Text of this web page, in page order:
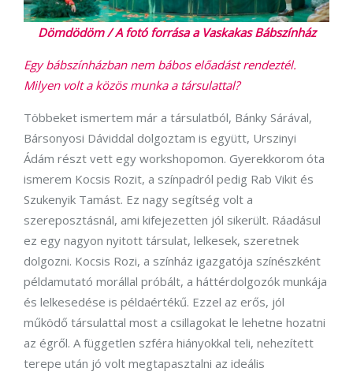
Dömdödöm / A fotó forrása a Vaskakas Bábszínház
Egy bábszínházban nem bábos előadást rendeztél.
Milyen volt a közös munka a társulattal?
Többeket ismertem már a társulatból, Bánky Sárával,
Bársonyosi Dáviddal dolgoztam is együtt, Urszinyi
Ádám részt vett egy workshopomon. Gyerekkorom óta
ismerem Kocsis Rozit, a színpadról pedig Rab Vikit és
Szukenyik Tamást. Ez nagy segítség volt a
szereposztásnál, ami kifejezetten jól sikerült. Ráadásul
ez egy nagyon nyitott társulat, lelkesek, szeretnek
dolgozni. Kocsis Rozi, a színház igazgatója színészként
példamutató morállal próbált, a háttérdolgozók munkája
és lelkesedése is példaértékű. Ezzel az erős, jól
működő társulattal most a csillagokat le lehetne hozatni
az égről. A független szféra hiányokkal teli, nehezített
terepe után jó volt megtapasztalni az ideális